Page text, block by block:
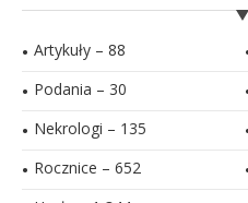
Artykuły – 88
Podania – 30
Nekrologi – 135
Rocznice – 652